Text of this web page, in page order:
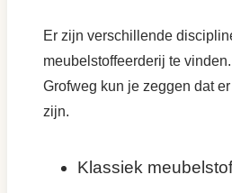
Er zijn verschillende
meubelstoffeerderij te vinden.
Grofweg kun je zeggen dat
zijn.
Klassiek